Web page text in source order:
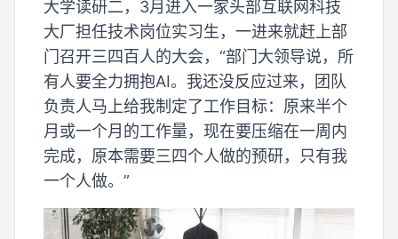
大学读研二，3月进入一家头部互联网科技
大厂担任技术岗位实习生，一进来就赶上部
门召开三四百人的大会，“部门大领导说，所
有人要全力拥抱AI。我还没反应过来，团队
负责人马上给我制定了工作目标：原来半个
月或一个月的工作量，现在要压缩在一周内
完成，原本需要三四个人做的预研，只有我
一个人做。”